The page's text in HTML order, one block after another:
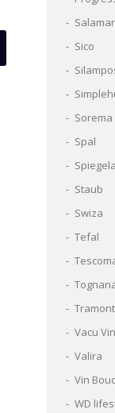
Sico
Sorema
Spal
Staub
Swiza
Tefal
Vacu Vin
Valira
Vin
WD